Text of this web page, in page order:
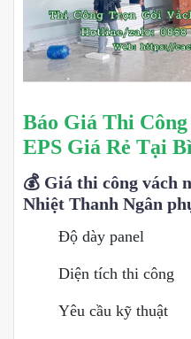
Báo Giá Thi
EPS Giá Rẻ Tại
💰 Giá thi công vách
Nhiệt Thanh Ngân
Độ dày panel
Diện tích thi công
Yêu cầu kỹ thuật